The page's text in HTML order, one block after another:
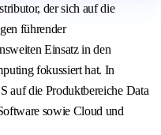
der sich auf die
führender
Einsatz in den
fokussiert hat. In
auf die Produktbereiche Data
sowie Cloud und